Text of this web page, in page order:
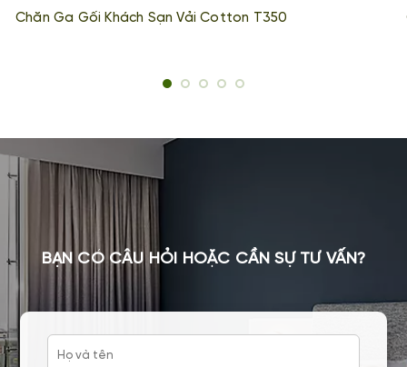
Chăn Ga Gối Khách Sạn Vải Cotton T350
BẠN CÓ CÂU HỎI HOẶC CẦN SỰ TƯ VẤN?